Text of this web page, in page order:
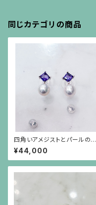
同じカテゴリの商品
四角いアメジストとパールのシ
ルバー枠のピアス(シルバーポ
ト）
¥44,000